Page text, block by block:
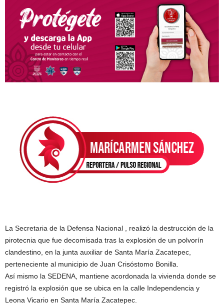
La Secretaria de la Defensa Nacional , realizó la destrucción de la
pirotecnia que fue decomisada tras la explosión de un polvorín
clandestino, en la junta auxiliar de Santa María Zacatepec,
perteneciente al municipio de Juan Crisóstomo Bonilla.
Así mismo la SEDENA, mantiene acordonada la vivienda donde se
registró la explosión que se ubica en la calle Independencia y
Leona Vicario en Santa María Zacatepec.